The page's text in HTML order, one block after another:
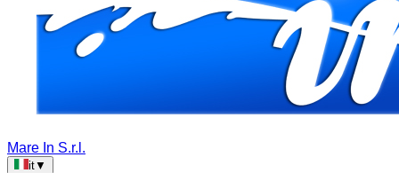
Mare In S.r.l.
it▼